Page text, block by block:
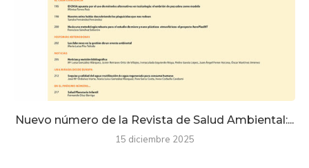
Nuevo número de la Revista de Salud Ambiental:...
15 diciembre 2025